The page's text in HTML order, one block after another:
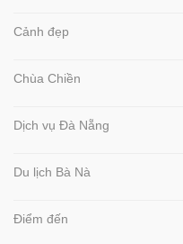
Cảnh đẹp
Chùa Chiền
Dịch vụ Đà Nẵng
Du lịch Bà Nà
Điểm đến